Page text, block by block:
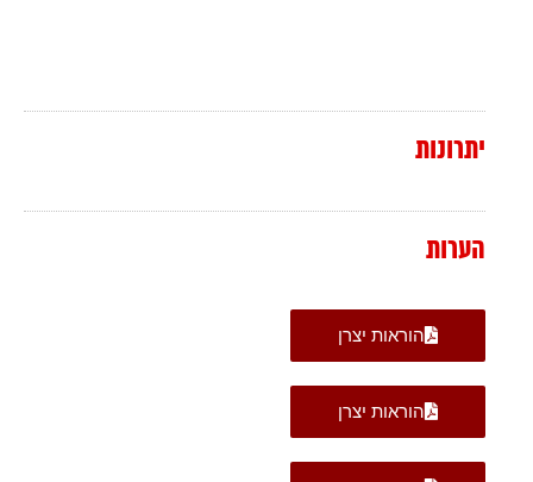
יתרונות
הערות
הוראות יצרן
הוראות יצרן